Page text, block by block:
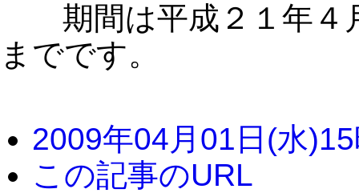
期間は平成２１年４
までです。
2009年04月01日(水
この記事のURL